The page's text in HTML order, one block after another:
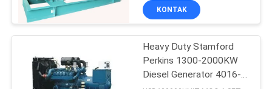
KONTAK
Heavy Duty Stamford
Perkins 1300-2000KW
Diesel Generator 4016-